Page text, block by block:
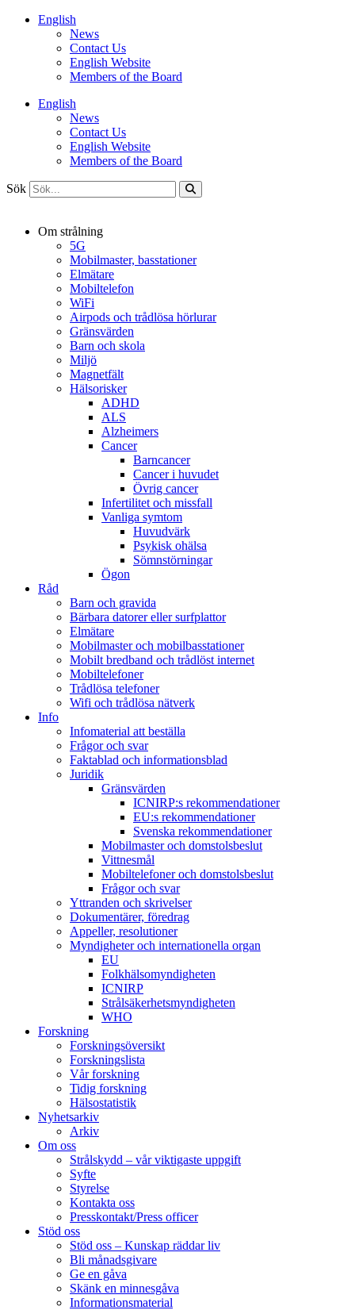
HoppaEnglish
News
Contact Us
English Website
Members of the Board
English
News
Contact Us
English Website
Members of the Board
Sök
Om strålning
5G
Mobilmaster, basstationer
Elmätare
Mobiltelefon
WiFi
Airpods och trådlösa hörlurar
Gränsvärden
Barn och skola
Miljö
Magnetfält
Hälsorisker
ADHD
ALS
Alzheimers
Cancer
Barncancer
Cancer i huvudet
Övrig cancer
Infertilitet och missfall
Vanliga symtom
Huvudvärk
Psykisk ohälsa
Sömnstörningar
Ögon
Råd
Barn och gravida
Bärbara datorer eller surfplattor
Elmätare
Mobilmaster och mobilbasstationer
Mobilt bredband och trådlöst internet
Mobiltelefoner
Trådlösa telefoner
Wifi och trådlösa nätverk
Info
Infomaterial att beställa
Frågor och svar
Faktablad och informationsblad
Juridik
Gränsvärden
ICNIRP:s rekommendationer
EU:s rekommendationer
Svenska rekommendationer
Mobilmaster och domstolsbeslut
Vittnesmål
Mobiltelefoner och domstolsbeslut
Frågor och svar
Yttranden och skrivelser
Dokumentärer, föredrag
Appeller, resolutioner
Myndigheter och internationella organ
EU
Folkhälsomyndigheten
ICNIRP
Strålsäkerhetsmyndigheten
WHO
Forskning
Forskningsöversikt
Forskningslista
Vår forskning
Tidig forskning
Hälsostatistik
Nyhetsarkiv
Arkiv
Om oss
Strålskydd – vår viktigaste uppgift
Syfte
Styrelse
Kontakta oss
Presskontakt/Press officer
Stöd oss
Stöd oss – Kunskap räddar liv
Bli månadsgivare
Ge en gåva
Skänk en minnesgåva
Informationsmaterial